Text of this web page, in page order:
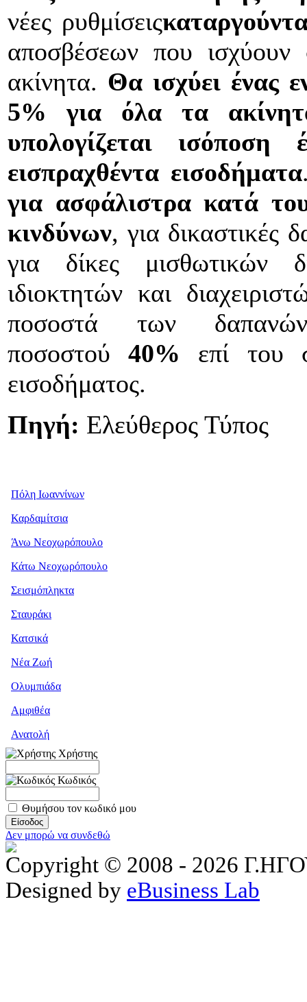
νέες ρυθμίσεις
αποσβέσεων που ισχύουν
ακίνητα. Θα ισχύει ένας
5% για όλα τα
υπολογίζεται
εισπραχθέντα εισοδήματα
για ασφάλιστρα κατά
κινδύνων, για δικαστικές
για δίκες μισθωτικών
ιδιοκτητών και
ποσοστά των
ποσοστού40% επί του
εισοδήματος.
Πηγή: Ελεύθερος Τύπος
Πόλη Ιωαννίνων
Καρδαμίτσια
Άνω Νεοχωρόπουλο
Κάτω Νεοχωρόπουλο
Σεισμόπληκτα
Σταυράκι
Κατσικά
Νέα Ζωή
Ολυμπιάδα
Αμφιθέα
Ανατολή
Χρήστης
Κωδικός
Θυμήσου τον κωδικό μου
Δεν μπορώ να συνδεθώ
Copyright © 2008 - 2026
Designed by eBusiness Lab